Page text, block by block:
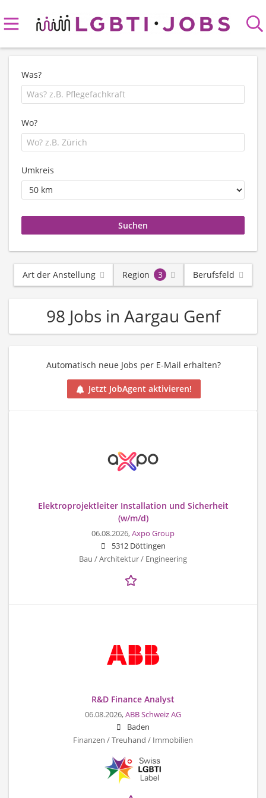
Was?
Wo?
Umkreis
Art der Anstellung Region 3 Berufsfeld
98 Jobs in Aargau Genf
Automatisch neue Jobs per E-Mail erhalten?
Jetzt JobAgent aktivieren!
Elektroprojektleiter Installation und Sicherheit
(w/m/d)
06.08.2026,Axpo Group
5312 Döttingen
Bau / Architektur / Engineering
R&D Finance Analyst
06.08.2026,ABB Schweiz AG
Baden
Finanzen / Treuhand / Immobilien